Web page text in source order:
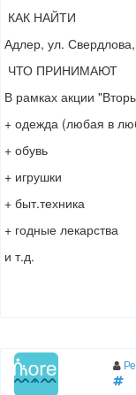
КАК НАЙТИ
Адлер, ул.
ЧТО ПРИНИМАЮТ
В рамках акции
+ одежда (любая в
+ обувь
+ игрушки
+ быт.техника
+ годные лекарства
и т.д.